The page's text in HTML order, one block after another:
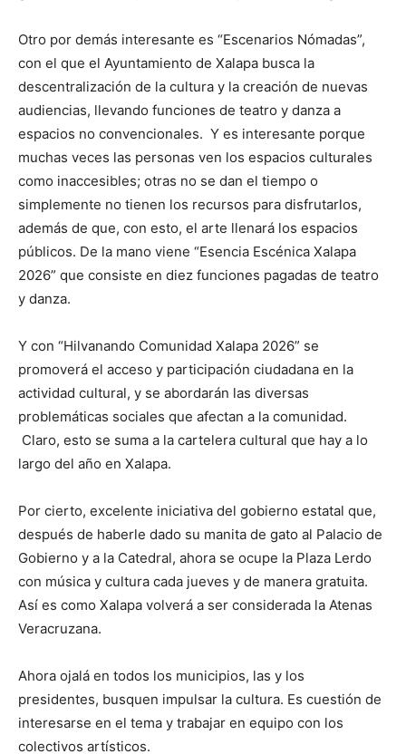
Otro por demás interesante es “Escenarios Nómadas”,
con el que el Ayuntamiento de Xalapa busca la
descentralización de la cultura y la creación de nuevas
audiencias, llevando funciones de teatro y danza a
espacios no convencionales. Y es interesante porque
muchas veces las personas ven los espacios culturales
como inaccesibles; otras no se dan el tiempo o
simplemente no tienen los recursos para disfrutarlos,
además de que, con esto, el arte llenará los espacios
públicos. De la mano viene “Esencia Escénica Xalapa
2026” que consiste en diez funciones pagadas de teatro
y danza.
Y con “Hilvanando Comunidad Xalapa 2026” se
promoverá el acceso y participación ciudadana en la
actividad cultural, y se abordarán las diversas
problemáticas sociales que afectan a la comunidad.
Claro, esto se suma a la cartelera cultural que hay a lo
largo del año en Xalapa.
Por cierto, excelente iniciativa del gobierno estatal que,
después de haberle dado su manita de gato al Palacio de
Gobierno y a la Catedral, ahora se ocupe la Plaza Lerdo
con música y cultura cada jueves y de manera gratuita.
Así es como Xalapa volverá a ser considerada la Atenas
Veracruzana.
Ahora ojalá en todos los municipios, las y los
presidentes, busquen impulsar la cultura. Es cuestión de
interesarse en el tema y trabajar en equipo con los
colectivos artísticos.